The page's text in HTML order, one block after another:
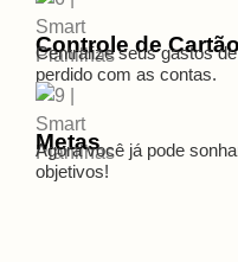
Controle de Cartão
Centralize seus gastos
perdido com as contas.
Metas
Agora você já pode
objetivos!